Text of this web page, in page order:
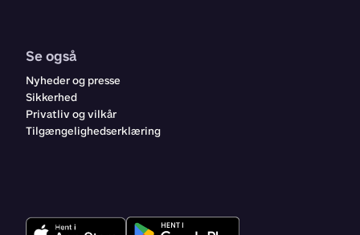
Se også
Nyheder og presse
Sikkerhed
Privatliv og vilkår
Tilgængelighedserklæring